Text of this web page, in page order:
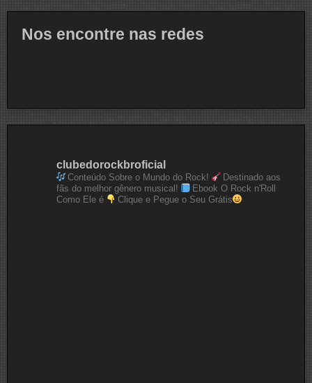
Nos encontre nas redes
clubedorockbroficial
Conteúdo Sobre o Mundo do Rock!
Destinado aos
fãs do melhor gênero musical!
Ebook O Rock n'Roll
Como Ele é
Clique e Pegue o Seu Grátis